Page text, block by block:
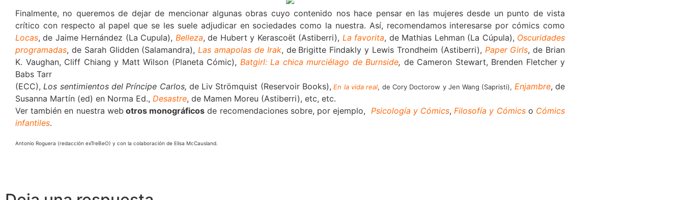
Finalmente, no queremos de dejar de mencionar algunas obras cuyo contenido nos hace pensar en las mujeres desde un punto de vista
crítico con respecto al papel que se les suele adjudicar en sociedades como la nuestra. Así, recomendamos interesarse por cómics como
Locas, de Jaime Hernández (La Cupula), Belleza, de Hubert y Kerascoët (Astiberri), La favorita, de Mathias Lehman (La Cúpula), Oscuridades
programadas, de Sarah Glidden (Salamandra), Las amapolas de Irak, de Brigitte Findakly y Lewis Trondheim (Astiberri), Paper Girls, de Brian
K. Vaughan, Cliff Chiang y Matt Wilson (Planeta Cómic), Batgirl: La chica murciélago de Burnside, de Cameron Stewart, Brenden Fletcher y
Babs Tarr
(ECC), Los sentimientos del Príncipe Carlos, de Liv Strömquist (Reservoir Books), En la vida real, de Cory Doctorow y Jen Wang (Sapristi), Enjambre, de
Susanna Martín (ed) en Norma Ed., Desastre, de Mamen Moreu (Astiberri), etc, etc.
Ver también en nuestra web otros monográficos de recomendaciones sobre, por ejemplo, Psicología y Cómics, Filosofía y Cómicso Cómics
infantiles.
Antonio Roguera (redacción exTreBeO) y con la colaboración de Elisa McCausland.